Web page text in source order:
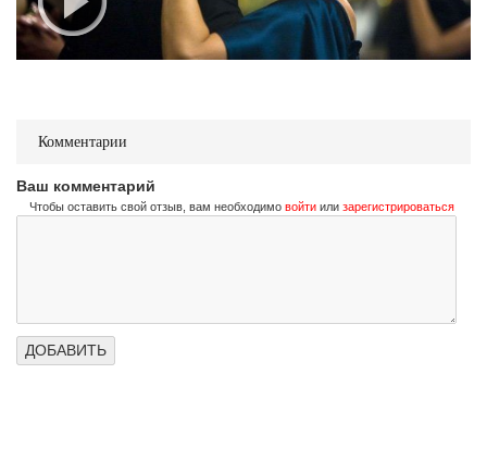
Комментарии
Ваш комментарий
Чтобы оставить свой отзыв, вам необходимо войти или зарегистрироваться